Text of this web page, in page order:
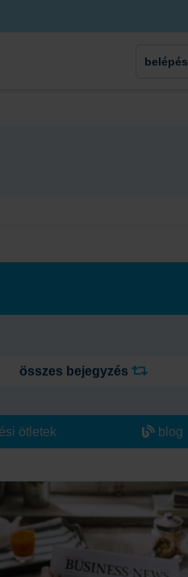
belépés
összes bejegyzés
ötletek blog